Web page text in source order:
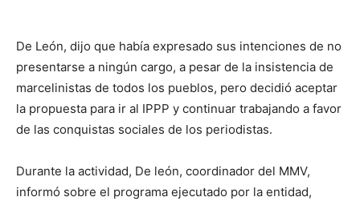
De León, dijo que había expresado sus intenciones de no
presentarse a ningún cargo, a pesar de la insistencia de
marcelinistas de todos los pueblos, pero decidió aceptar
la propuesta para ir al IPPP y continuar trabajando a favor
de las conquistas sociales de los periodistas.
Durante la actividad, De león, coordinador del MMV,
informó sobre el programa ejecutado por la entidad,